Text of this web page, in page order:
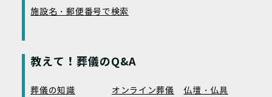
施設名・郵便番号で検索
教えて！葬儀のQ&A
葬儀の知識 オンライン葬儀
仏壇・仏具